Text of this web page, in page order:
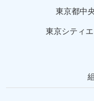
東京都中
東京シティ